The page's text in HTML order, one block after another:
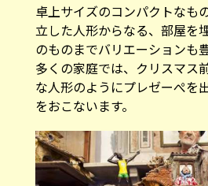
卓上サイズのコンパクトなも
立した人形からなる、部屋を
のものまでバリエーションも
多くの家庭では、クリスマス
な人形のようにプレゼーぺを
をおこないます。